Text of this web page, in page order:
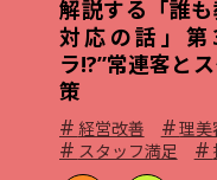
解説する「誰
対応の話」
ラ!?”常連客と
策
# 経営改善 #理美
# スタッフ満足 #